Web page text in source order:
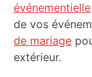
événementielle
de vos
de mariage
extérieur.